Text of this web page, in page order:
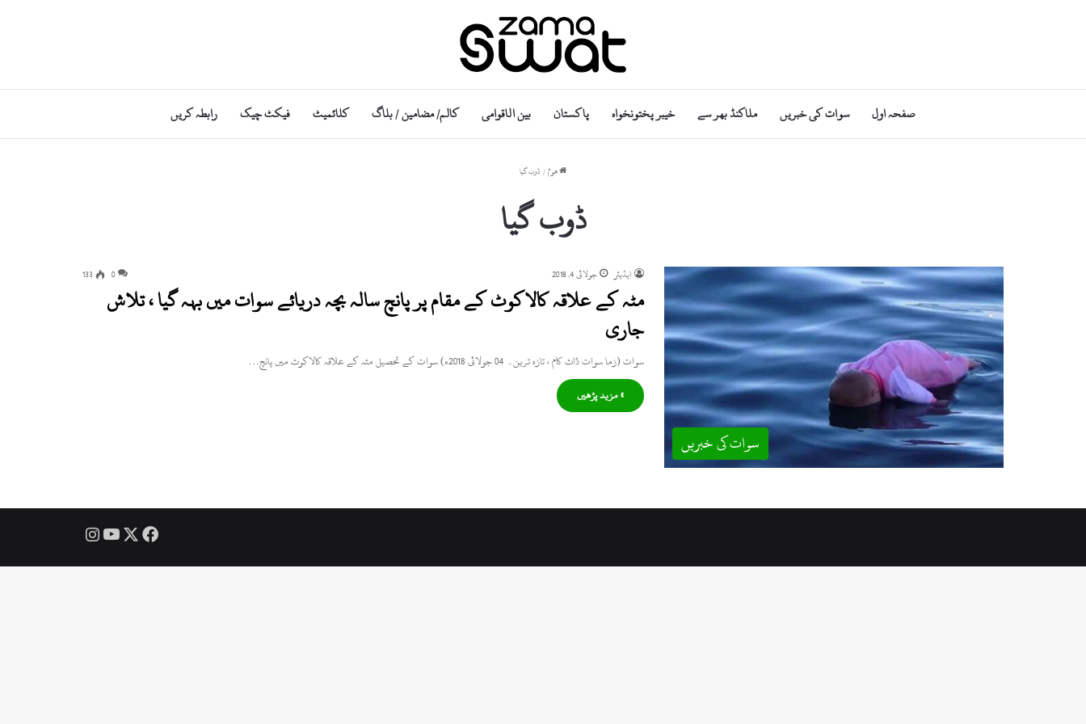
صفحہ اول سوات کی خبریں ملاکنڈ بھر سے خیبر پختونخواہ پاکستان بین الاقوامی کالم/ مضامین / بلاگ کلائمیٹ فیکٹ چیک رابطہ کریں
ھوم/ڈوب گیا
ڈوب گیا
سوات کی خبریں
ایڈیٹر جولائی 4, 2018 0
133
مٹہ کے علاقہ کالاکوٹ کے مقام پر پانچ سالہ بچہ دریائے سوات میں بہہ گیا ، تلاش
جاری
سوات (زما سوات ڈاٹ کام ، تازہ ترین۔ 04 جولائی 2018ء) سوات کے تحصیل مٹہ کے علاقہ کالاکوٹ میں پانچ…
» مزید پڑھیں
Facebook
X
YouTube